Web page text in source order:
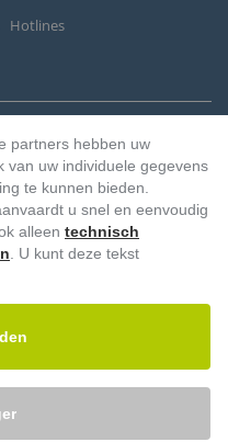
Hotlines
afschrijving
partners hebben uw
van uw individuele gegevens
te kunnen bieden.
u snel en eenvoudig
alleen technisch
. U kunt deze tekst